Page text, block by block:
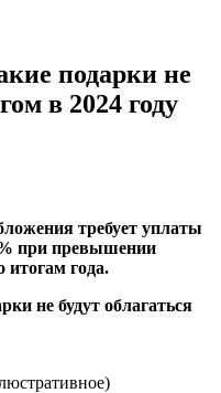
подарки не
в 2024 году
требует уплаты
при превышении
итогам года.